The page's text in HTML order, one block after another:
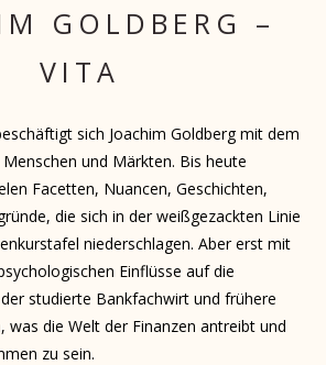
GOLDBERG –
VITA
sich Joachim Goldberg mit dem
und Märkten. Bis heute
Facetten, Nuancen, Geschichten,
die sich in der weißgezackten Linie
niederschlagen. Aber erst mit
Einflüsse auf die
studierte Bankfachwirt und frühere
was die Welt der Finanzen antreibt und
zu sein.